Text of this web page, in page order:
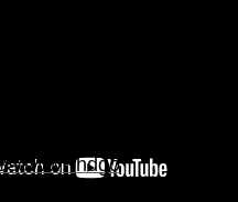
(@USGSVolcanoes)